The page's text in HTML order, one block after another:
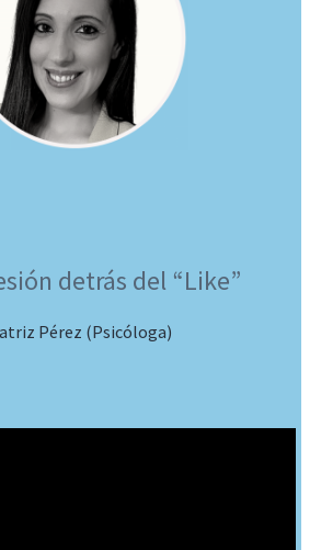
detrás del “Like”
Pérez (Psicóloga)